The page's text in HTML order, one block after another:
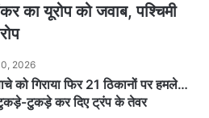
का यूरोप को जवाब, पश्चिमी
2026
को गिराया फिर 21 ठिकानों पर हमले…
टुकड़े कर दिए ट्रंप के तेवर